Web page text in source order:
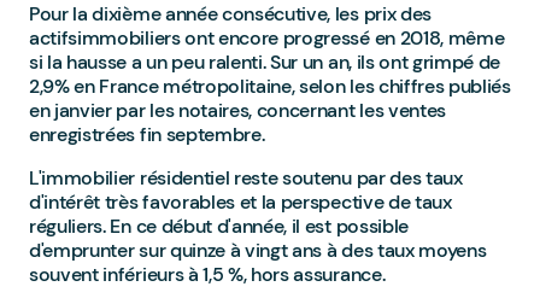
Pour la dixième année consécutive, les prix des
actifsimmobiliers ont encore progressé en 2018, même
si la hausse a un peu ralenti. Sur un an, ils ont grimpé de
2,9% en France métropolitaine, selon les chiffres publiés
en janvier par les notaires, concernant les ventes
enregistrées fin septembre.
L'immobilier résidentiel reste soutenu par des taux
d'intérêt très favorables et la perspective de taux
réguliers. En ce début d'année, il est possible
d'emprunter sur quinze à vingt ans à des taux moyens
souvent inférieurs à 1,5 %, hors assurance.